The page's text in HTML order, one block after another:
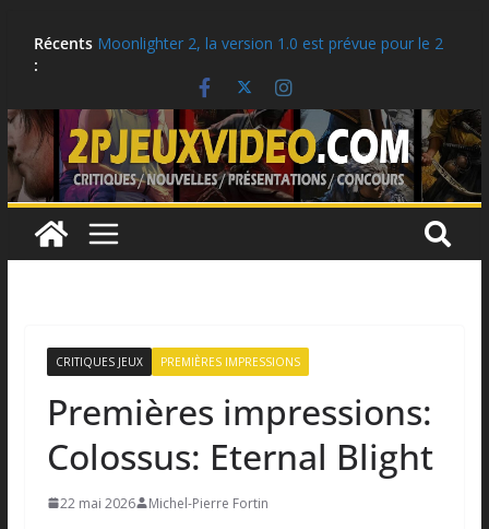
Récents
:
Moonlighter 2, la version 1.0 est prévue pour le 2
Critique: Hell Clock: Cursed War
LEGO: Des idées cadeaux pour la rentrée scolaire!
Ubisoft célèbre le 25e anniversaire de Tom
Clancy’s Ghost Recon
CRITIQUES JEUX PREMIÈRES IMPRESSIONS
Premières impressions:
Colossus: Eternal Blight
22 mai 2026 Michel-Pierre Fortin